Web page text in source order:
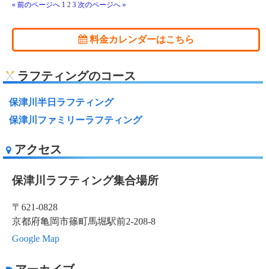
« 前のページへ 1 2 3 次のページへ »
料金カレンダーはこちら
ラフティングのコース
保津川半日ラフティング
保津川ファミリーラフティング
アクセス
保津川ラフティング集合場所
〒621-0828
京都府亀岡市篠町馬堀駅前2-208-8
Google Map